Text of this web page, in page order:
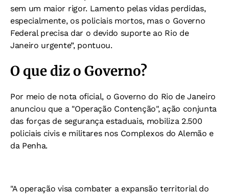
sem um maior rigor. Lamento pelas vidas perdidas,
especialmente, os policiais mortos, mas o Governo
Federal precisa dar o devido suporte ao Rio de
Janeiro urgente”, pontuou.
O que diz o Governo?
Por meio de nota oficial, o Governo do Rio de Janeiro
anunciou que a "Operação Contenção", ação conjunta
das forças de segurança estaduais, mobiliza 2.500
policiais civis e militares nos Complexos do Alemão e
da Penha.
"A operação visa combater a expansão territorial do